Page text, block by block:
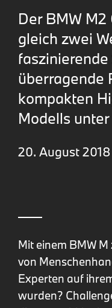
Der BMW
gleich zwei
überragende
kompakten
Modells
20. August 2018
Mit einem BMW
von
Experten auf
wurden?